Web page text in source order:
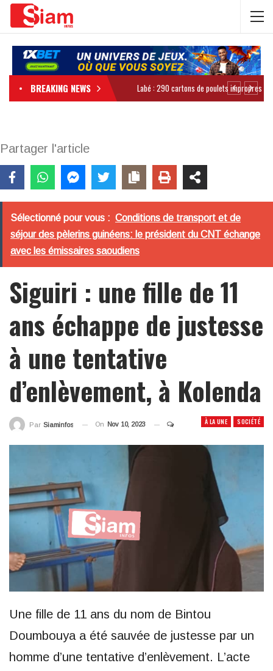
BREAKING NEWS
Partager l'article
Sélectionné pour vous : Conditions de transport et de
séjour des pèlerins guinéens: le président du CNT échange
avec les émissaires saoudiens
Siguiri : une fille de 11
ans échappe de justesse
à une tentative
d’enlèvement, à Kolenda
À LA UNE SOCIÉTÉ
Par Siaminfos On Nov 10, 2023
Une fille de 11 ans du nom de Bintou
Doumbouya a été sauvée de justesse par un
homme d’une tentative d’enlèvement. L’acte